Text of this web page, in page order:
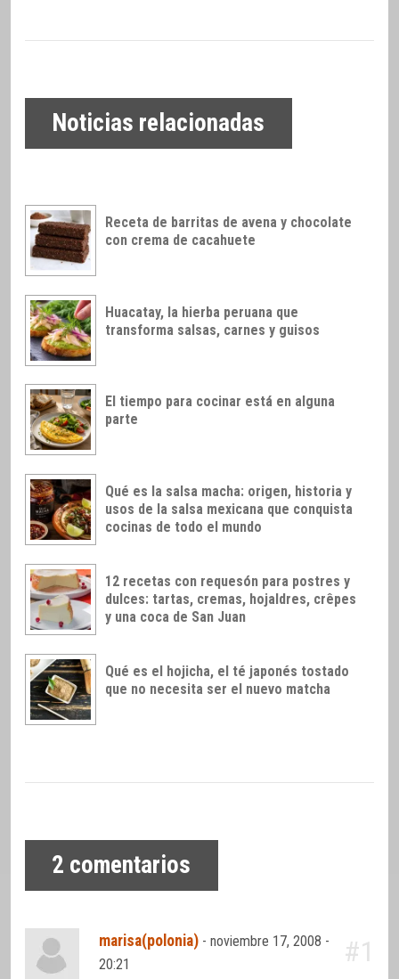
Noticias relacionadas
Receta de barritas de avena y chocolate
con crema de cacahuete
Huacatay, la hierba peruana que
transforma salsas, carnes y guisos
El tiempo para cocinar está en alguna
parte
Qué es la salsa macha: origen, historia y
usos de la salsa mexicana que conquista
cocinas de todo el mundo
12 recetas con requesón para postres y
dulces: tartas, cremas, hojaldres, crêpes
y una coca de San Juan
Qué es el hojicha, el té japonés tostado
que no necesita ser el nuevo matcha
2 comentarios
marisa(polonia) -noviembre 17, 2008 -
20:21
#1